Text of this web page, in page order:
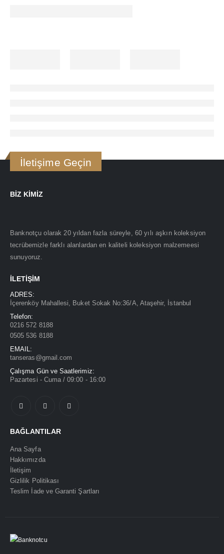
İletişime Geçin
BIZ KIMIZ
Banknotçu olarak 20 yıldan fazla süreyle, 60 yılı aşkın koleksiyon
tecrübemizle farklı alanlardan en kaliteli koleksiyon malzemeesi
sunuyoruz.
İLETIŞIM
ADRES:
İçerenköy Mahallesi, Buket Sokak No:36/A, Ataşehir, İstanbul
Telefon:
0216 572 8188
0505 536 8188
EMAIL:
tanseras@gmail.com
Çalışma Gün ve Saatlerimiz:
Pazartesi - Cuma / 09:00 - 16:00
BAĞLANTILAR
Ana Sayfa
Hakkımızda
İletişim
Gizlilik Politikası
Teslim İade ve Garanti Şartları